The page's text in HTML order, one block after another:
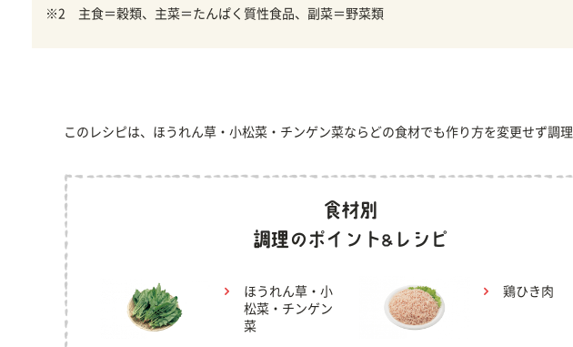
※2 主食＝穀類、主菜＝たんぱく質性食品、副菜＝野菜類
このレシピは、ほうれん草・小松菜・チンゲン菜ならどの食材でも作り方を変更せず調理
ほうれん草・小
松菜・チンゲン
菜
鶏ひき肉